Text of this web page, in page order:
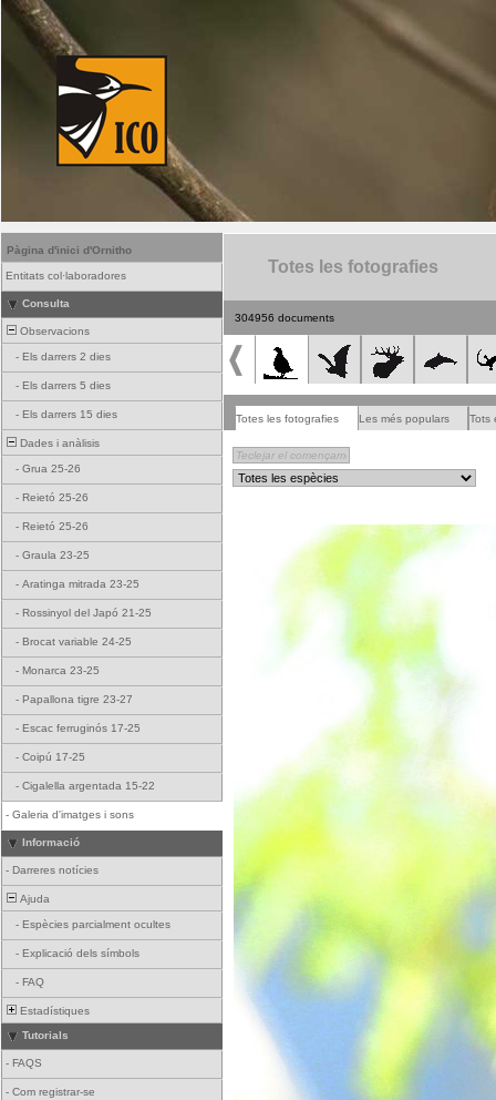
Pàgina d'inici d'Ornitho
Entitats col·laboradores
Consulta
Observacions
- Els darrers 2 dies
- Els darrers 5 dies
- Els darrers 15 dies
Dades i anàlisis
- Grua 25-26
- Reietó 25-26
- Reietó 25-26
- Graula 23-25
- Aratinga mitrada 23-25
- Rossinyol del Japó 21-25
- Brocat variable 24-25
- Monarca 23-25
- Papallona tigre 23-27
- Escac ferruginós 17-25
- Coipú 17-25
- Cigalella argentada 15-22
- Galeria d'imatges i sons
Informació
- Darreres notícies
Ajuda
- Espècies parcialment ocultes
- Explicació dels símbols
- FAQ
Estadístiques
Tutorials
- FAQS
- Com registrar-se
Totes les fotografies
304956 documents
Totes les fotografies Les més populars Tots